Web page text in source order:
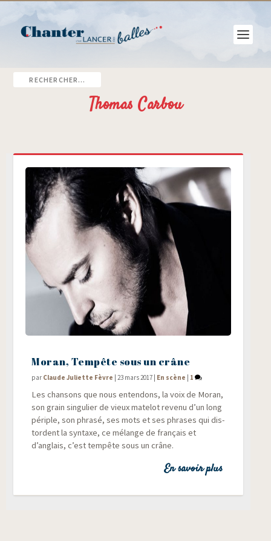
Thomas Carbou
Moran, Tempête sous un crâne
par Claude Juliette Fèvre |23 mars 2017 | En scène | 1
Les chan­sons que nous enten­dons, la voix de Moran,
son grain sin­gu­lier de vieux mate­lot reve­nu d’un long
périple, son phra­sé, ses mots et ses phrases qui dis­
tordent la syn­taxe, ce mélange de fran­çais et
d’anglais, c’est tem­pête sous un crâne.
En savoir plus